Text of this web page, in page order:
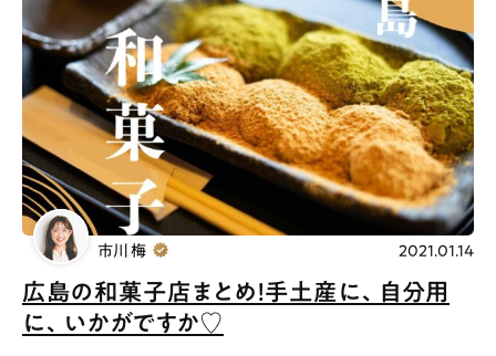
広島の和菓子店まとめ！手土産に、自分用
に、いかがですか♡
市川 梅 2021.01.14